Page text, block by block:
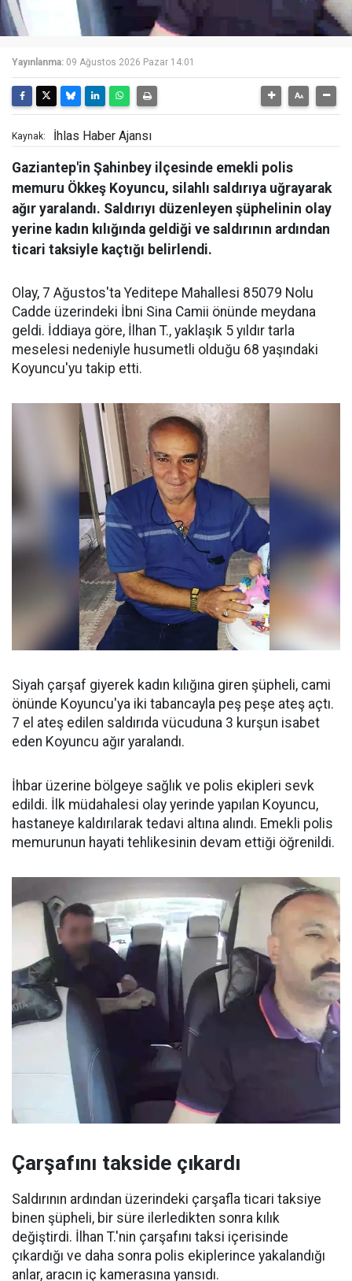
Yayınlanma: 09 Ağustos 2026 Pazar 14:01
Kaynak: İhlas Haber Ajansı
Gaziantep'in Şahinbey ilçesinde emekli polis
memuru Ökkeş Koyuncu, silahlı saldırıya uğrayarak
ağır yaralandı. Saldırıyı düzenleyen şüphelinin olay
yerine kadın kılığında geldiği ve saldırının ardından
ticari taksiyle kaçtığı belirlendi.
Olay, 7 Ağustos'ta Yeditepe Mahallesi 85079 Nolu
Cadde üzerindeki İbni Sina Camii önünde meydana
geldi. İddiaya göre, İlhan T., yaklaşık 5 yıldır tarla
meselesi nedeniyle husumetli olduğu 68 yaşındaki
Koyuncu'yu takip etti.
Siyah çarşaf giyerek kadın kılığına giren şüpheli, cami
önünde Koyuncu'ya iki tabancayla peş peşe ateş açtı.
7 el ateş edilen saldırıda vücuduna 3 kurşun isabet
eden Koyuncu ağır yaralandı.
İhbar üzerine bölgeye sağlık ve polis ekipleri sevk
edildi. İlk müdahalesi olay yerinde yapılan Koyuncu,
hastaneye kaldırılarak tedavi altına alındı. Emekli polis
memurunun hayati tehlikesinin devam ettiği öğrenildi.
Çarşafını takside çıkardı
Saldırının ardından üzerindeki çarşafla ticari taksiye
binen şüpheli, bir süre ilerledikten sonra kılık
değiştirdi. İlhan T.'nin çarşafını taksi içerisinde
çıkardığı ve daha sonra polis ekiplerince yakalandığı
anlar, aracın iç kamerasına yansıdı.